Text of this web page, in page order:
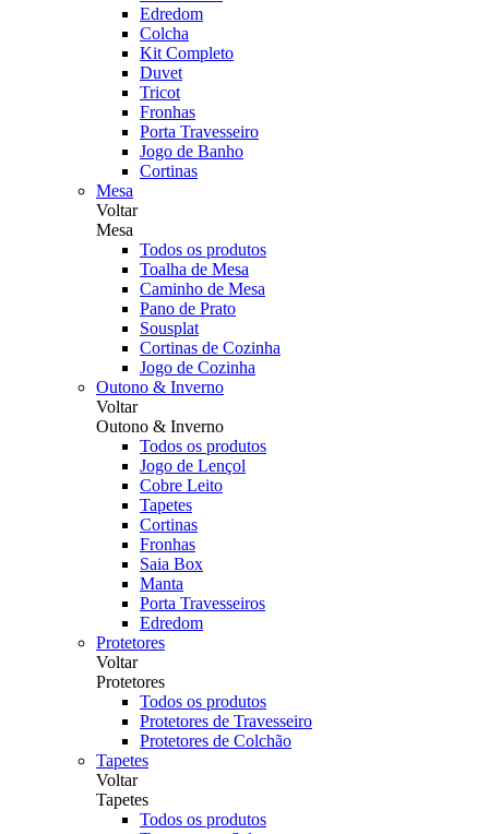
Edredom
Colcha
Kit Completo
Duvet
Tricot
Fronhas
Porta Travesseiro
Jogo de Banho
Cortinas
Mesa
Voltar
Mesa
Todos os produtos
Toalha de Mesa
Caminho de Mesa
Pano de Prato
Sousplat
Cortinas de Cozinha
Jogo de Cozinha
Outono & Inverno
Voltar
Outono & Inverno
Todos os produtos
Jogo de Lençol
Cobre Leito
Tapetes
Cortinas
Fronhas
Saia Box
Manta
Porta Travesseiros
Edredom
Protetores
Voltar
Protetores
Todos os produtos
Protetores de Travesseiro
Protetores de Colchão
Tapetes
Voltar
Tapetes
Todos os produtos